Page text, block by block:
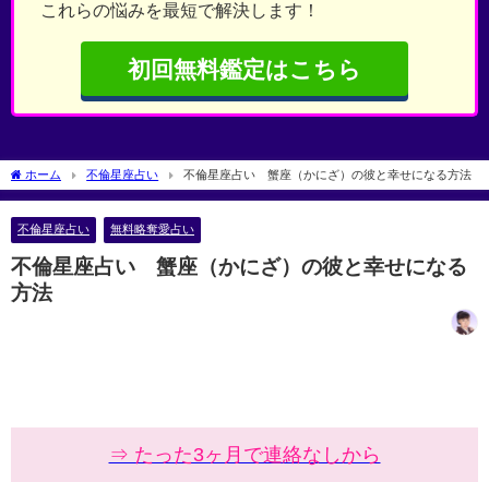
これらの悩みを最短で解決します！
初回無料鑑定はこちら
ホーム 不倫星座占い 不倫星座占い 蟹座（かにざ）の彼と幸せになる方法
不倫星座占い 無料略奪愛占い
不倫星座占い 蟹座（かにざ）の彼と幸せになる
方法
⇒ たった3ヶ月で連絡なしから